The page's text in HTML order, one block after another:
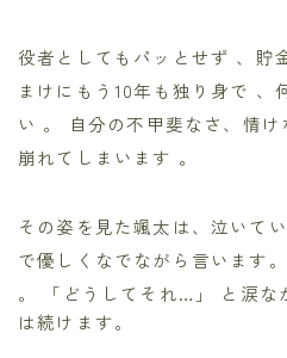
役者としてもパッとせず 、貯
まけにもう10年も独り身で 、
い 。 自分の不甲斐なさ、情
崩れてしまいます 。
その姿を見た颯太は、泣いて
で優しくなでながら言います
。 「どうしてそれ…」
と涙な
は続けます。